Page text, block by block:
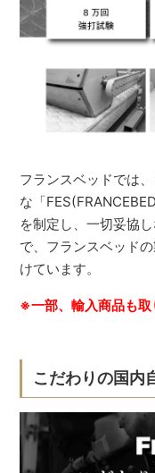
フランスベッドでは
な「
を制定し、一切妥協
で、フランスベッド
けています。
※一部、輸入商品も取
こだわりの国内